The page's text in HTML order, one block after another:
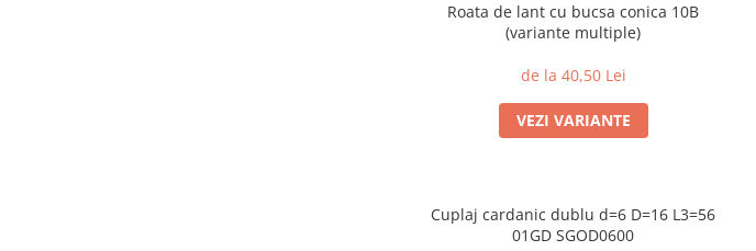
Roata de lant cu bucsa conica 10B
(variante multiple)
de la 40,50 Lei
VEZI VARIANTE
Cuplaj cardanic dublu d=6 D=16 L3=56
01GD SGOD0600